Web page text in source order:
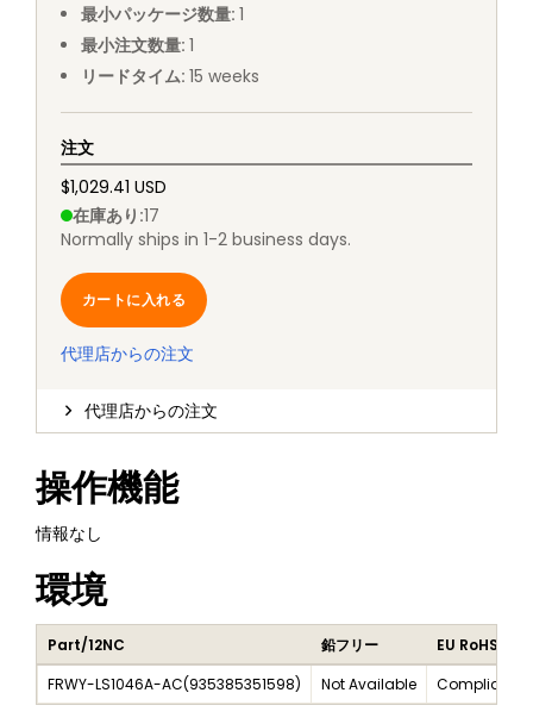
最小パッケージ数量: 1
最小注文数量: 1
リードタイム: 15 weeks
注文
$1,029.41 USD
在庫あり :17
Normally ships in 1-2 business days.
カートに入れる
代理店からの注文
代理店からの注文
操作機能
情報なし
環境
Part/12NC 鉛フリー
EU RoHS
FRWY-LS1046A-AC(935385351598) Not Available Compliant